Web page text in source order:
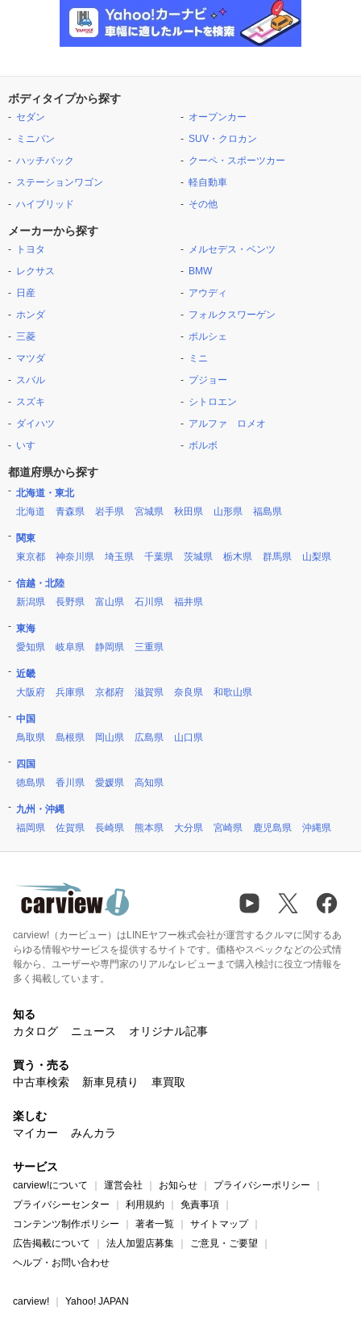
ボディタイプから探す
セダン
ミニバン
ハッチバック
ステーションワゴン
ハイブリッド
オープンカー
SUV・クロカン
クーペ・スポーツカー
軽自動車
その他
メーカーから探す
トヨタ
レクサス
日産
ホンダ
三菱
マツダ
スバル
スズキ
ダイハツ
いすゞ
メルセデス・ベンツ
BMW
アウディ
フォルクスワーゲン
ポルシェ
ミニ
プジョー
シトロエン
アルファ ロメオ
ボルボ
都道府県から探す
北海道・東北
北海道
青森県 岩手県 宮城県 秋田県 山形県 福島県
関東
東京都
神奈川県 埼玉県 千葉県 茨城県 栃木県 群馬県 山梨県
信越・北陸
新潟県
長野県 富山県 石川県 福井県
東海
愛知県
岐阜県 静岡県 三重県
近畿
大阪府
兵庫県 京都府 滋賀県 奈良県 和歌山県
中国
鳥取県
島根県 岡山県 広島県 山口県
四国
徳島県
香川県 愛媛県 高知県
九州・沖縄
福岡県
佐賀県 長崎県 熊本県 大分県 宮崎県 鹿児島県 沖縄県
carview!（カービュー）はLINEヤフー株式会社が運営するクルマに関するあ
らゆる情報やサービスを提供するサイトです。価格やスペックなどの公式情
報から、ユーザーや専門家のリアルなレビューまで購入検討に役立つ情報を
多く掲載しています。
知る
カタログ
ニュース オリジナル記事
買う・売る
中古車検索
新車見積り 車買取
楽しむ
マイカー
みんカラ
サービス
carview!について 運営会社 お知らせ
プライバシーポリシー
プライバシーセンター
利用規約
免責事項
コンテンツ制作ポリシー
著者一覧
サイトマップ
広告掲載について
法人加盟店募集
ご意見・ご要望
ヘルプ・お問い合わせ
carview! Yahoo! JAPAN